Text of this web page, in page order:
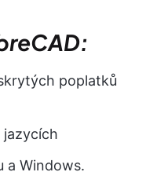
poplatků
jazycích
a Windows.